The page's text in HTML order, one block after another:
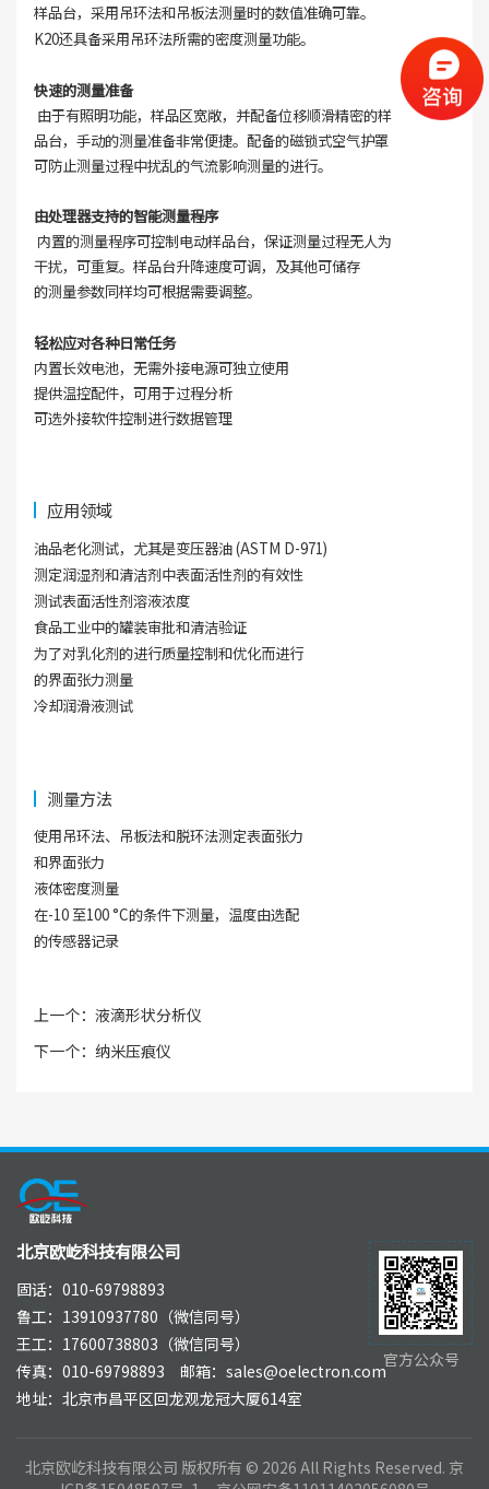
样品台，采用吊环法和吊板法测量时的数值准确可靠。
K20还具备采用吊环法所需的密度测量功能。
快速的测量准备
由于有照明功能，样品区宽敞，并配备位移顺滑精密的样
品台，手动的测量准备非常便捷。配备的磁锁式空气护罩
可防止测量过程中扰乱的气流影响测量的进行。
由处理器支持的智能测量程序
内置的测量程序可控制电动样品台，保证测量过程无人为
干扰，可重复。样品台升降速度可调，及其他可储存
的测量参数同样均可根据需要调整。
轻松应对各种日常任务
内置长效电池，无需外接电源可独立使用
提供温控配件，可用于过程分析
可选外接软件控制进行数据管理
应用领域
油品老化测试，尤其是变压器油 (ASTM D-971)
测定润湿剂和清洁剂中表面活性剂的有效性
测试表面活性剂溶液浓度
食品工业中的罐装审批和清洁验证
为了对乳化剂的进行质量控制和优化而进行
的界面张力测量
冷却润滑液测试
测量方法
使用吊环法、吊板法和脱环法测定表面张力
和界面张力
液体密度测量
在-10 至100 °C的条件下测量，温度由选配
的传感器记录
上一个：液滴形状分析仪
下一个： 纳米压痕仪
北京欧屹科技有限公司
固话：010-69798893
鲁工：13910937780（微信同号）
王工：17600738803（微信同号）
传真：010-69798893 邮箱：sales@oelectron.com
地址：北京市昌平区回龙观龙冠大厦614室
官方公众号
北京欧屹科技有限公司 版权所有 © 2026 All Rights Reserved. 京